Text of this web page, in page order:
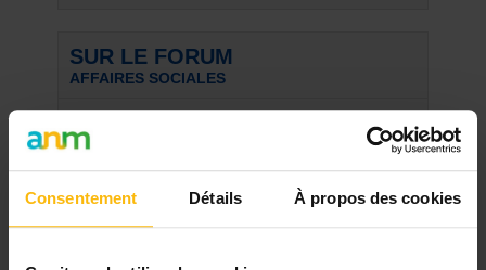
Consentement Détails À propos des cookies
SUR LE FORUM
AFFAIRES SOCIALES
FORMATION - Accompagnement des écoles
dans la mise en œuvre du programme-cadre
L’Observatoire du climat scolaire s’associe avec
Infor Jeunes ...